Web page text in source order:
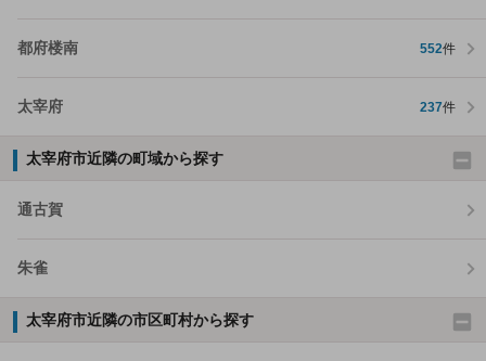
都府楼南 552件
太宰府 237件
太宰府市近隣の町域から探す
通古賀
朱雀
太宰府市近隣の市区町村から探す